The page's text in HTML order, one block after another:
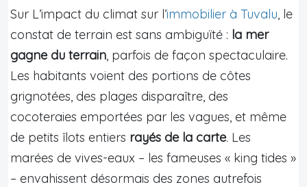
Sur L’impact du climat sur l’immobilier à Tuvalu, le
constat de terrain est sans ambiguïté : la mer
gagne du terrain, parfois de façon spectaculaire.
Les habitants voient des portions de côtes
grignotées, des plages disparaître, des
cocoteraies emportées par les vagues, et même
de petits îlots entiers rayés de la carte. Les
marées de vives-eaux – les fameuses « king tides »
– envahissent désormais des zones autrefois